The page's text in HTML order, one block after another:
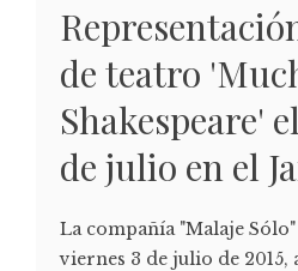
de teatro
Shakespeare'
de julio en el
La compañía "Malaje
viernes 3 de julio de 2015,